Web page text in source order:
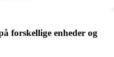
forskellige enheder og